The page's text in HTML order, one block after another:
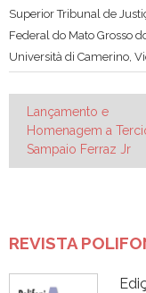
Superior Tribunal de
Federal do Mato Grosso
Università di Camerino,
Navegação
de
Post
Lançamento e
Homenagem a
Sampaio Ferraz Jr
REVISTA